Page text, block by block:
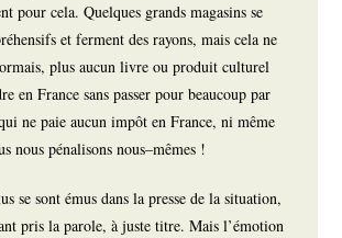
pour cela. Quelques grands magasins se
et ferment des rayons, mais cela ne
plus aucun livre ou produit culturel
en France sans passer pour beaucoup par
ne paie aucun impôt en France, ni même
nous pénalisons nous–mêmes !
se sont émus dans la presse de la situation,
pris la parole, à juste titre. Mais l’émotion